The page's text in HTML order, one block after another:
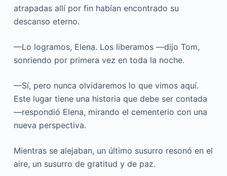
atrapadas allí por fin habían encontrado su
descanso eterno.
—Lo logramos, Elena. Los liberamos —dijo Tom,
sonriendo por primera vez en toda la noche.
—Sí, pero nunca olvidaremos lo que vimos aquí.
Este lugar tiene una historia que debe ser contada
—respondió Elena, mirando el cementerio con una
nueva perspectiva.
Mientras se alejaban, un último susurro resonó en el
aire, un susurro de gratitud y de paz.